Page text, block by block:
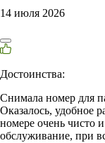
14 июля 2026
Достоинства:
Снимала номер для
Оказалось, удобное
номере очень чисто
обслуживание, при